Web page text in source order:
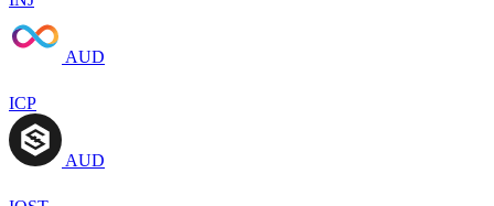
AUD
ICP
AUD